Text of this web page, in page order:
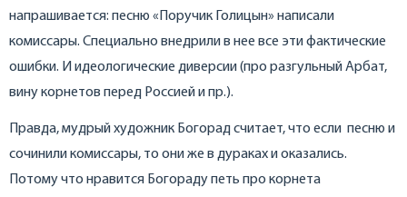
напрашивается: песню «Поручик Голицын» написали
комиссары. Специально внедрили в нее все эти фактические
ошибки. И идеологические диверсии (про разгульный Арбат,
вину корнетов перед Россией и пр.).
Правда, мудрый художник Богорад считает, что если песню и
сочинили комиссары, то они же в дураках и оказались.
Потому что нравится Богораду петь про корнета